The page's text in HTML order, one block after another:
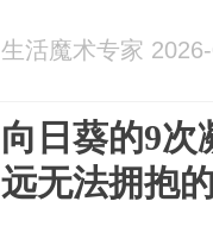
生活魔术专家
向日葵的9次
远无法拥抱